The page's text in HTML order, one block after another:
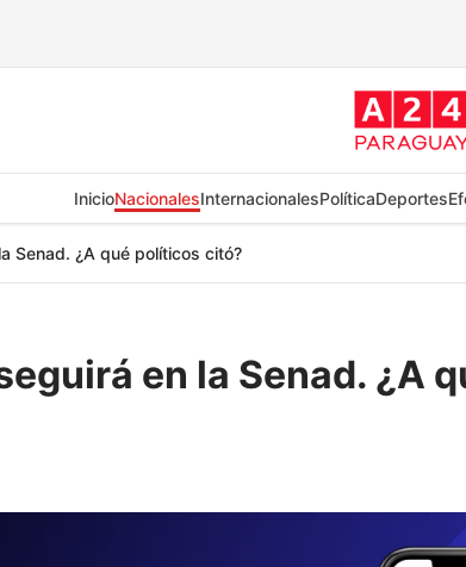
InicioNacionalesInternacionalesPolíticaDeportes
Senad. ¿A qué políticos citó?
en la Senad. ¿A